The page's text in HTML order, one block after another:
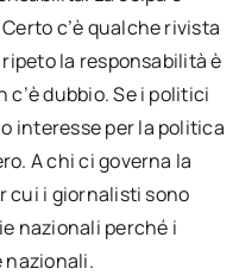
c’è qualche rivista
la responsabilità è
dubbio. Se i politici
interesse per la politica
A chi ci governa la
cui i giornalisti sono
nazionali perché i
nazionali.